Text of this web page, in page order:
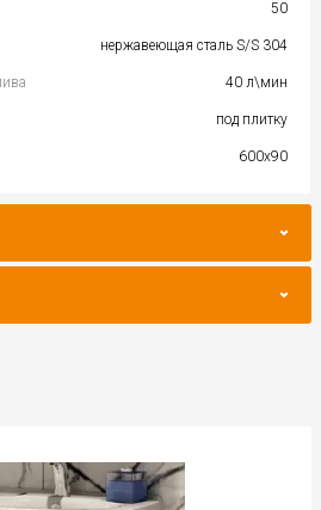
50
нержавеющая сталь S/S 304
40 л\мин
под плитку
600x90